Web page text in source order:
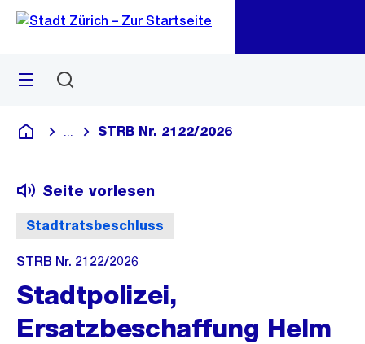
Navigation
Sprunglink
Menü
Deutsch
Blende alle Breadcrumbs ein
STRB Nr. 2122/2026
Stadtratsbeschluss
Seite vorlesen
STRB Nr. 2122/2026
Stadtpolizei,
Ersatzbeschaffung Helm